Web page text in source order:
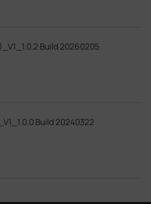
Build 20260205
Build 20240322